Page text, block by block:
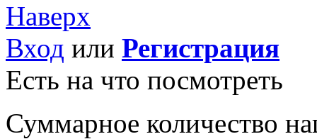
Наверх
Вход или Регистрация
Есть на что посмотреть
Суммарное количество